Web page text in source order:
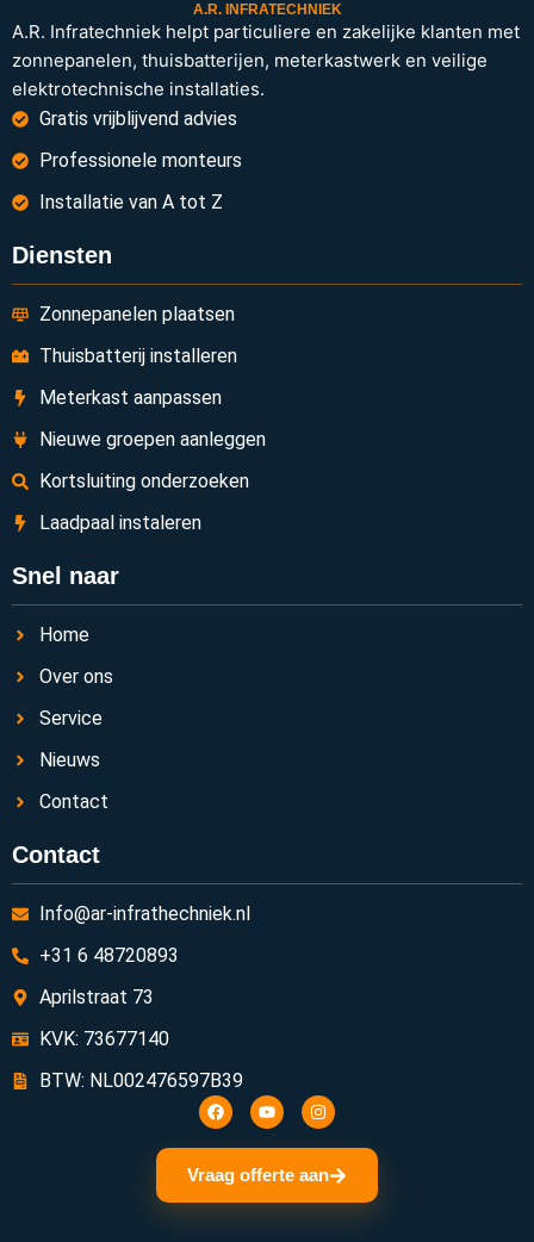
A.R. INFRATECHNIEK
A.R. Infratechniek helpt particuliere en zakelijke klanten met
zonnepanelen, thuisbatterijen, meterkastwerk en veilige
elektrotechnische installaties.
Gratis vrijblijvend advies
Professionele monteurs
Installatie van A tot Z
Diensten
Zonnepanelen plaatsen
Thuisbatterij installeren
Meterkast aanpassen
Nieuwe groepen aanleggen
Kortsluiting onderzoeken
Laadpaal instaleren
Snel naar
Home
Over ons
Service
Nieuws
Contact
Contact
Info@ar-infrathechniek.nl
+31 6 48720893
Aprilstraat 73
KVK: 73677140
BTW: NL002476597B39
Vraag offerte aan